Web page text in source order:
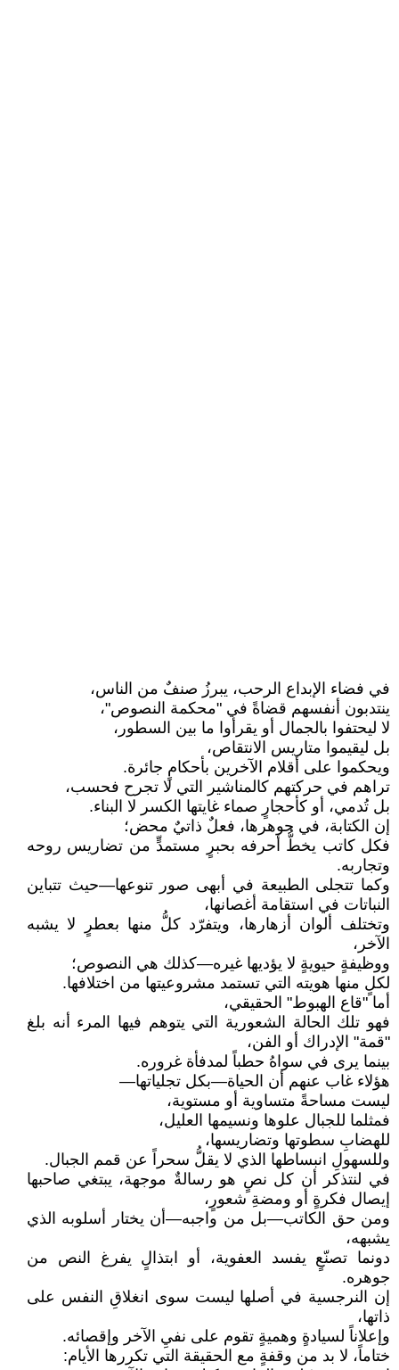
في فضاء الإبداع الرحب، يبرزُ صنفٌ من الناس،
ينتدبون أنفسهم قضاةً في "محكمة النصوص"،
لا ليحتفوا بالجمال أو يقرأوا ما بين السطور،
بل ليقيموا متاريس الانتقاص،
ويحكموا على أقلام الآخرين بأحكامٍ جائرة.
تراهم في حركتهم كالمناشير التي لا تجرح فحسب،
بل تُدمي، أو كأحجارٍ صماء غايتها الكسر لا البناء.
إن الكتابة، في جوهرها، فعلٌ ذاتيٌ محض؛
فكل كاتب يخطُّ أحرفه بحبرٍ مستمدٍّ من تضاريس روحه
وتجاربه.
وكما تتجلى الطبيعة في أبهى صور تنوعها—حيث تتباين
النباتات في استقامة أغصانها،
وتختلف ألوان أزهارها، ويتفرّد كلُّ منها بعطرٍ لا يشبه
الآخر،
ووظيفةٍ حيويةٍ لا يؤديها غيره—كذلك هي النصوص؛
لكلٍ منها هويته التي تستمد مشروعيتها من اختلافها.
أما "قاع الهبوط" الحقيقي،
فهو تلك الحالة الشعورية التي يتوهم فيها المرء أنه بلغ
"قمة" الإدراك أو الفن،
بينما يرى في سواهُ حطباً لمدفأة غروره.
هؤلاء غاب عنهم أن الحياة—بكل تجلياتها—
ليست مساحةً متساوية أو مستوية،
فمثلما للجبال علوها ونسيمها العليل،
للهضابِ سطوتها وتضاريسها،
وللسهولِ انبساطها الذي لا يقلُّ سحراً عن قمم الجبال.
في لنتذكر أن كل نصٍ هو رسالةٌ موجهة، يبتغي صاحبها
إيصال فكرةٍ أو ومضةِ شعورٍ،
ومن حق الكاتب—بل من واجبه—أن يختار أسلوبه الذي
يشبهه،
دونما تصنّعٍ يفسد العفوية، أو ابتذالٍ يفرغ النص من
جوهره.
إن النرجسية في أصلها ليست سوى انغلاقِ النفس على
ذاتها،
وإعلاناً لسيادةٍ وهميةٍ تقوم على نفيِ الآخر وإقصائه.
ختاماً، لا بد من وقفةٍ مع الحقيقة التي تكررها الأيام: